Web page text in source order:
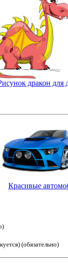
дракон для
Красивые
(обязательно)